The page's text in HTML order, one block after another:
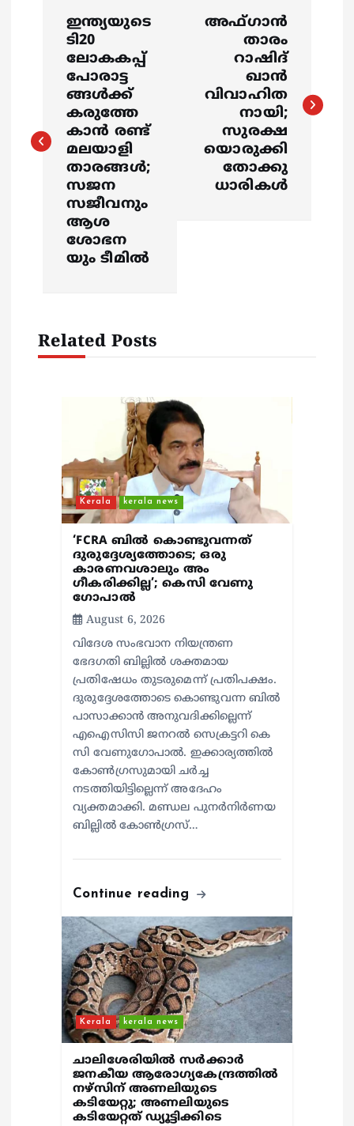
t
n
a
ഇന്ത്യയുടെ
ടി20
ലോകകപ്പ്
പോരാട്ട
ങ്ങള്‍ക്ക്
കരുത്തേ
കാന്‍ രണ്ട്
മലയാളി
താരങ്ങള്‍;
സജന
സജീവനും
ആശ
ശോഭന
യും ടീമില്‍
അഫ്ഗാൻ
താരം
റാഷിദ്
ഖാന്‍
വിവാഹിത
നായി;
സുരക്ഷ
യൊരുക്കി
തോക്കു
ധാരികള്‍
Related Posts
Kerala kerala news
‘FCRA ബിൽ കൊണ്ടുവന്നത്
ദുരുദ്ദേശ്യത്തോടെ; ഒരു
കാരണവശാലും അം​
ഗീകരിക്കില്ല’; കെസി വേണു​
ഗോപാൽ
August 6, 2026
വിദേശ സംഭവാന നിയന്ത്രണ
ഭേദഗതി ബില്ലിൽ ശക്തമായ
പ്രതിഷേധം തുടരുമെന്ന് പ്രതിപക്ഷം.
ദുരുദ്ദേശത്തോടെ കൊണ്ടുവന്ന ബിൽ
പാസാക്കാൻ അനുവദിക്കില്ലെന്ന്
എഐസിസി ജനറൽ സെക്രട്ടറി കെ
സി വേണുഗോപാൽ. ഇക്കാര്യത്തിൽ
കോൺഗ്രസുമായി ചർച്ച
നടത്തിയിട്ടില്ലെന്ന് അദേഹം
വ്യക്തമാക്കി. മണ്ഡല പുനർനിർണയ
ബില്ലിൽ കോൺഗ്രസ്…
Continue reading
Kerala kerala news
ചാലിശേരിയില്‍ സര്‍ക്കാര്‍
ജനകീയ ആരോഗ്യകേന്ദ്രത്തില്‍
നഴ്സിന് അണലിയുടെ
കടിയേറ്റു; അണലിയുടെ
കടിയേറ്റത് ഡ്യൂട്ടിക്കിടെ